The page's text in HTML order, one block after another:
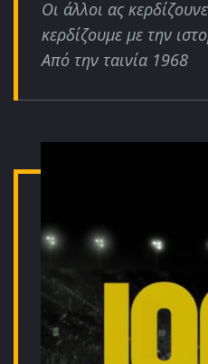
Οι άλλοι ας
κερδίζουμε με την
Από την ταινία 1968